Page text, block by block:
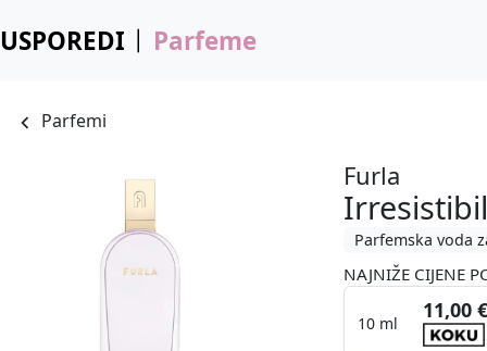
USPOREDI Parfeme
Parfemi
Furla
Parfemska voda
NAJNIŽE CIJENE
10 ml
11,00